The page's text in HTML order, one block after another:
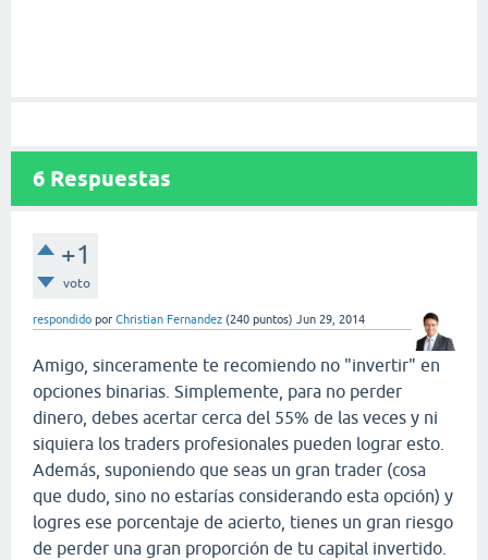
6 Respuestas
+1
voto
respondido por Christian Fernandez (240 puntos) Jun 29, 2014
Amigo, sinceramente te recomiendo no "invertir" en
opciones binarias. Simplemente, para no perder
dinero, debes acertar cerca del 55% de las veces y ni
siquiera los traders profesionales pueden lograr esto.
Además, suponiendo que seas un gran trader (cosa
que dudo, sino no estarías considerando esta opción) y
logres ese porcentaje de acierto, tienes un gran riesgo
de perder una gran proporción de tu capital invertido.